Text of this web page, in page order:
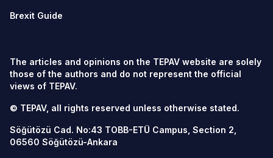
Brexit Guide
The articles and opinions on the TEPAV website are solely
those of the authors and do not represent the official
views of TEPAV.
© TEPAV, all rights reserved unless otherwise stated.
Söğütözü Cad. No:43 TOBB-ETÜ Campus, Section 2,
06560 Söğütözü-Ankara